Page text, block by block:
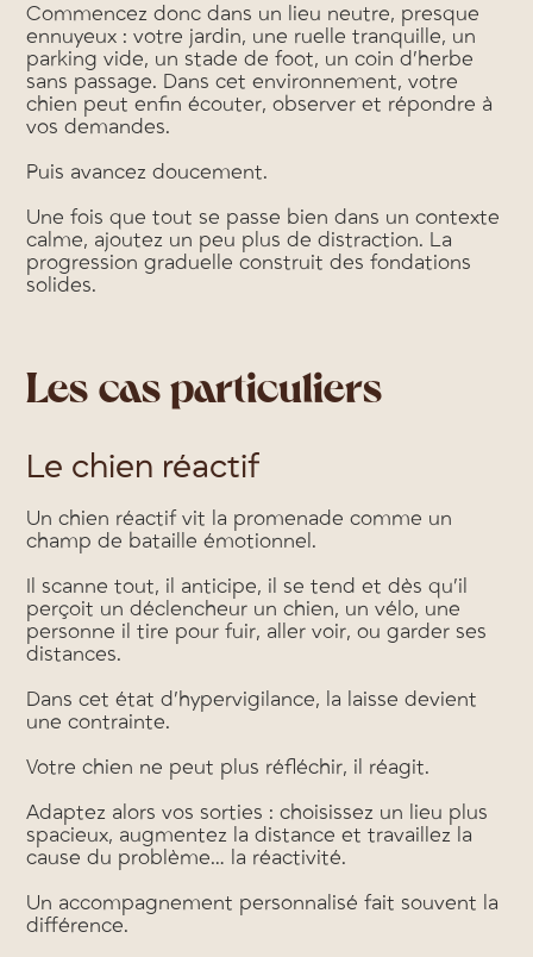
Commencez donc dans un lieu neutre, presque
ennuyeux : votre jardin, une ruelle tranquille, un
parking vide, un stade de foot, un coin d’herbe
sans passage. Dans cet environnement, votre
chien peut enfin écouter, observer et répondre à
vos demandes.
Puis avancez doucement.
Une fois que tout se passe bien dans un contexte
calme, ajoutez un peu plus de distraction. La
progression graduelle construit des fondations
solides.
Les cas particuliers
Le chien réactif
Un chien réactif vit la promenade comme un
champ de bataille émotionnel.
Il scanne tout, il anticipe, il se tend et dès qu’il
perçoit un déclencheur un chien, un vélo, une
personne il tire pour fuir, aller voir, ou garder ses
distances.
Dans cet état d’hypervigilance, la laisse devient
une contrainte.
Votre chien ne peut plus réfléchir, il réagit.
Adaptez alors vos sorties : choisissez un lieu plus
spacieux, augmentez la distance et travaillez la
cause du problème… la réactivité.
Un accompagnement personnalisé fait souvent la
différence.